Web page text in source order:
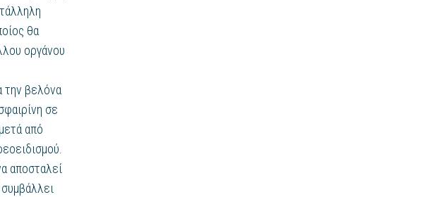
θα
οργάνου
την βελόνα
σε
από
αποσταλεί